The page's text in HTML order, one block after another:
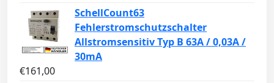
SchellCount63
Fehlerstromschutzschalter
Allstromsensitiv Typ B 63A / 0,03A /
30mA
€161,00